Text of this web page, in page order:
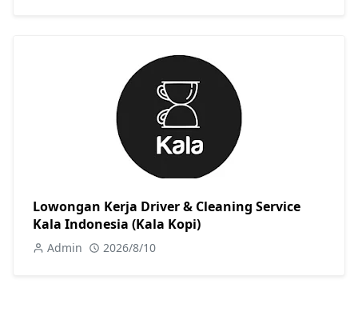
Lowongan Kerja Driver & Cleaning Service
Kala Indonesia (Kala Kopi)
Admin 2026/8/10